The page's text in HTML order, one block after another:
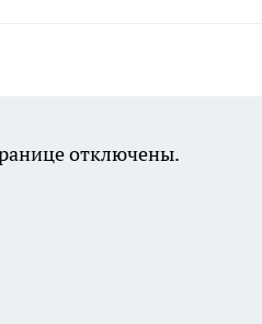
отключены.